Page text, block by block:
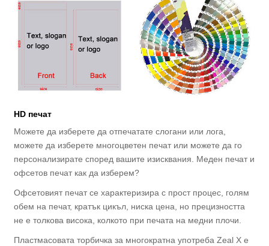
HD печат
Можете да изберете да отпечатате слогани или лога,
можете да изберете многоцветен печат или можете да го
персонализирате според вашите изисквания. Меден печат и
офсетов печат как да изберем?
Офсетовият печат се характеризира с прост процес, голям
обем на печат, кратък цикъл, ниска цена, но прецизността
не е толкова висока, колкото при печата на медни плочи.
Пластмасовата торбичка за многократна употреба Zeal X е